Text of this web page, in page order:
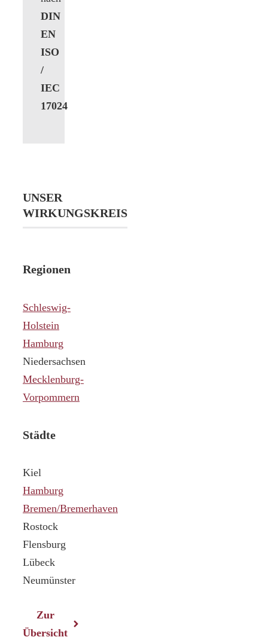
DIN
EN
ISO
/
IEC
17024
UNSER
WIRKUNGSKREIS
Regionen
Schleswig-
Holstein
Hamburg
Niedersachsen
Mecklenburg-
Vorpommern
Städte
Kiel
Hamburg
Bremen/Bremerhaven
Rostock
Flensburg
Lübeck
Neumünster
Zur
Übersicht